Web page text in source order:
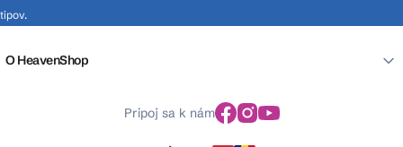
tipov.
O HeavenShop
Pripoj sa k nám